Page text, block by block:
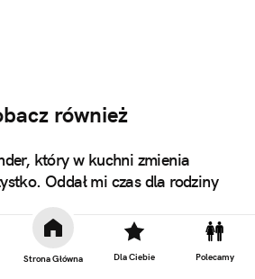
Strona Główna Dla Ciebie Polecamy
również
który w kuchni zmienia
Oddał mi czas dla rodziny
zawiedli. Cyfrowe matki
dzieci nad ekranami i musimy